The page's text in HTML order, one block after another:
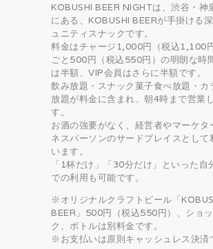
KOBUSHI BEER NIGHTは、渋谷・神
にある、KOBUSHI BEERが手掛ける
ュニティスナックです。
料金はチャージ1,000円（税込1,100
ごと500円（税込550円）の明朗な時
は半額、VIP会員はさらに半額です。
飲み放題・スナック菓子食べ放題・カ
放題が料金に含まれ、朝4時まで営業
す。
お酒の強要がなく、経営者やマーケタ
ネスパーソンのサードプレイスとして
います。
「1杯だけ」「30分だけ」といった自
での利用も可能です。
※オリジナルクラフトビール「
BEER」500円（税込550円）、ショ
ク、ボトルは別料金です。
※お支払いは原則キャッシュレス決済